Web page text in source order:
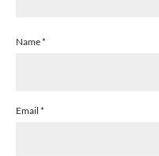
Name*
Email *